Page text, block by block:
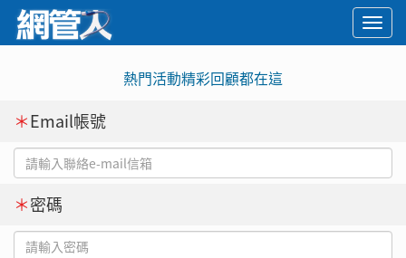
熱門活動精彩回顧都在這
＊Email帳號
＊密碼